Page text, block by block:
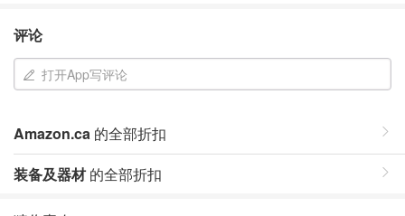
评论
打开App写评论
Amazon.ca 的全部折扣
装备及器材的全部折扣